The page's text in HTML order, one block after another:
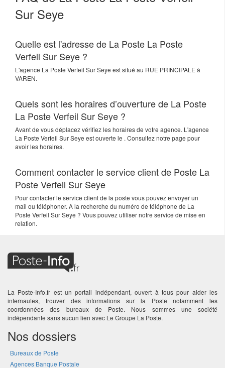
Sur Seye
Quelle est l'adresse de La Poste La Poste
Verfeil Sur Seye ?
L'agence La Poste Verfeil Sur Seye est situé au RUE PRINCIPALE à
VAREN.
Quels sont les horaires d’ouverture de La Poste
La Poste Verfeil Sur Seye ?
Avant de vous déplacez vérifiez les horaires de votre agence. L'agence
La Poste Verfeil Sur Seye est ouverte le . Consultez notre page pour
avoir les horaires.
Comment contacter le service client de Poste La
Poste Verfeil Sur Seye
Pour contacter le service client de la poste vous pouvez envoyer un
mail ou téléphoner. A la recherche du numéro de téléphone de La
Poste Verfeil Sur Seye ? Vous pouvez utiliser notre service de mise en
relation.
La Poste-Info.fr est un portail indépendant, ouvert à tous pour aider les
internautes, trouver des informations sur la Poste notamment les
coordonnées des bureaux de Poste. Nous sommes une société
indépendante sans aucun lien avec Le Groupe La Poste.
Nos dossiers
Bureaux de Poste
Agences Banque Postale